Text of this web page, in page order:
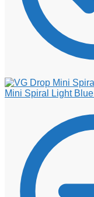
Mini Spiral Light Blue